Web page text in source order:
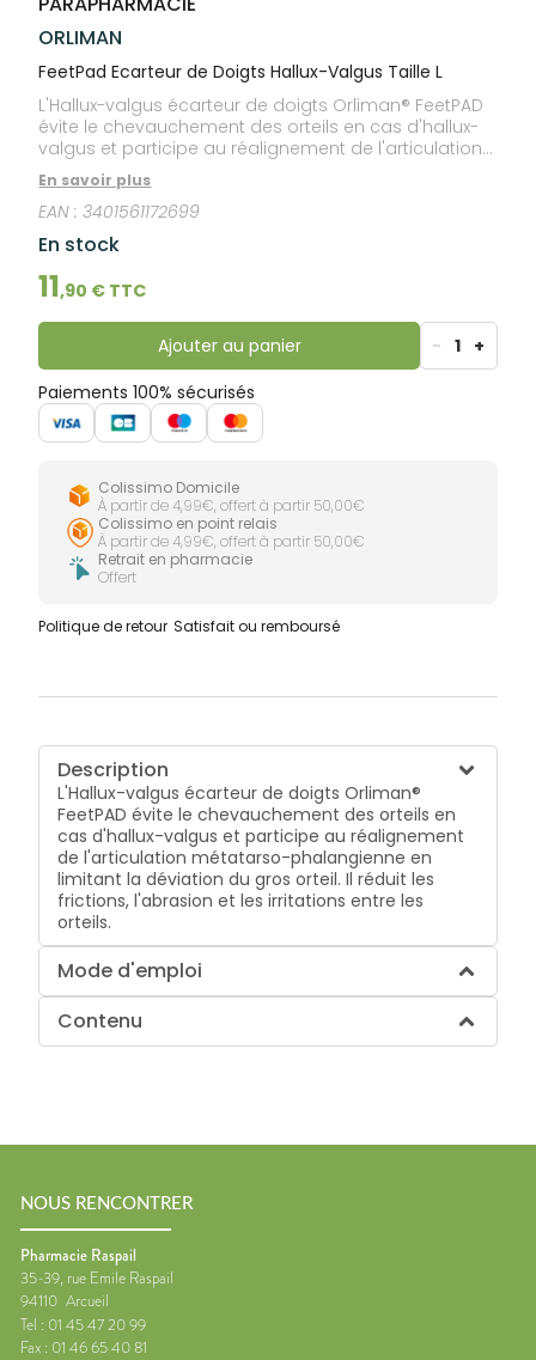
Gencives
Hygiène
bucco-
dentaire
ORLIMAN
FeetPad Ecarteur de Doigts Hallux-Valgus Taille L
L'Hallux-valgus écarteur de doigts Orliman® FeetPAD
évite le chevauchement des orteils en cas d'hallux-
valgus et participe au réalignement de l'articulation
métatarso-phalangienne en limitant la déviation du
gros orteil. Il réduit les frictions, l'abrasion et les
irritations entre les orteils.
En savoir plus
EAN :3401561172699
En stock
11,90 € TTC
Ajouter au panier - 1 +
Paiements 100% sécurisés
Colissimo Domicile
À partir de 4,99€, offert à partir 50,00€
Colissimo en point relais
À partir de 4,99€, offert à partir 50,00€
Retrait en pharmacie
Offert
Politique de retour Satisfait ou remboursé
Description
L'Hallux-valgus écarteur de doigts Orliman®
FeetPAD évite le chevauchement des orteils en
cas d'hallux-valgus et participe au réalignement
de l'articulation métatarso-phalangienne en
limitant la déviation du gros orteil. Il réduit les
frictions, l'abrasion et les irritations entre les
orteils.
Mode d'emploi
Contenu
NOUS RENCONTRER
Pharmacie Raspail
35-39, rue Emile Raspail
94110 Arcueil
Tel : 01 45 47 20 99
Fax : 01 46 65 40 81